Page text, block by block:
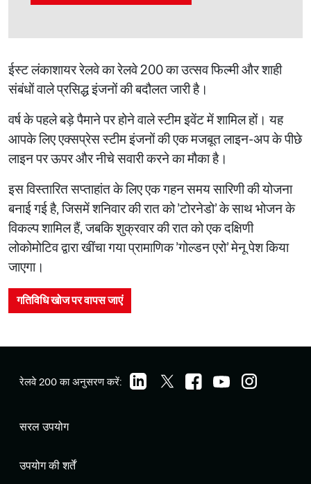
ईस्ट लंकाशायर रेलवे का रेलवे 200 का उत्सव फिल्मी और शाही
संबंधों वाले प्रसिद्ध इंजनों की बदौलत जारी है।
वर्ष के पहले बड़े पैमाने पर होने वाले स्टीम इवेंट में शामिल हों। यह
आपके लिए एक्सप्रेस स्टीम इंजनों की एक मजबूत लाइन-अप के पीछे
लाइन पर ऊपर और नीचे सवारी करने का मौका है।
इस विस्तारित सप्ताहांत के लिए एक गहन समय सारिणी की योजना
बनाई गई है, जिसमें शनिवार की रात को 'टोरनेडो' के साथ भोजन के
विकल्प शामिल हैं, जबकि शुक्रवार की रात को एक दक्षिणी
लोकोमोटिव द्वारा खींचा गया प्रामाणिक 'गोल्डन एरो' मेनू पेश किया
जाएगा।
गतिविधि खोज पर वापस जाएं
रेलवे 200 का अनुसरण करें:
सरल उपयोग
उपयोग की शर्तें